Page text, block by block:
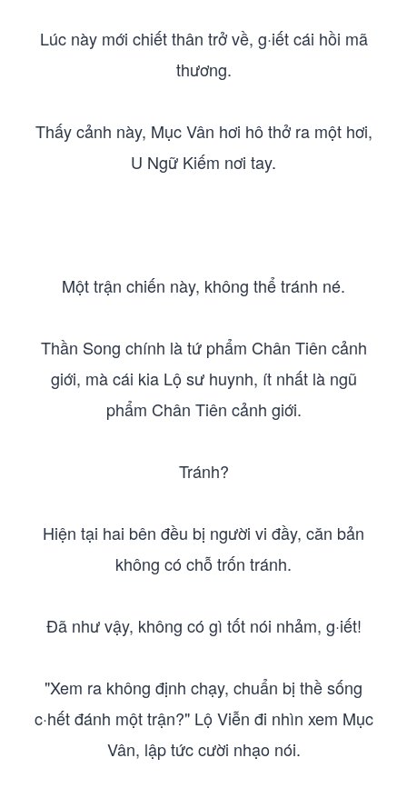
Lúc này mới chiết thân trở về, g·iết cái hồi mã
thương.
Thấy cảnh này, Mục Vân hơi hô thở ra một hơi,
U Ngữ Kiếm nơi tay.
Một trận chiến này, không thể tránh né.
Thần Song chính là tứ phẩm Chân Tiên cảnh
giới, mà cái kia Lộ sư huynh, ít nhất là ngũ
phẩm Chân Tiên cảnh giới.
Tránh?
Hiện tại hai bên đều bị người vi đầy, căn bản
không có chỗ trốn tránh.
Đã như vậy, không có gì tốt nói nhảm, g·iết!
"Xem ra không định chạy, chuẩn bị thề sống
c·hết đánh một trận?" Lộ Viễn đi nhìn xem Mục
Vân, lập tức cười nhạo nói.